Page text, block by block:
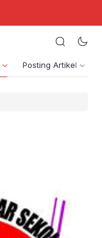
Posting Artikel